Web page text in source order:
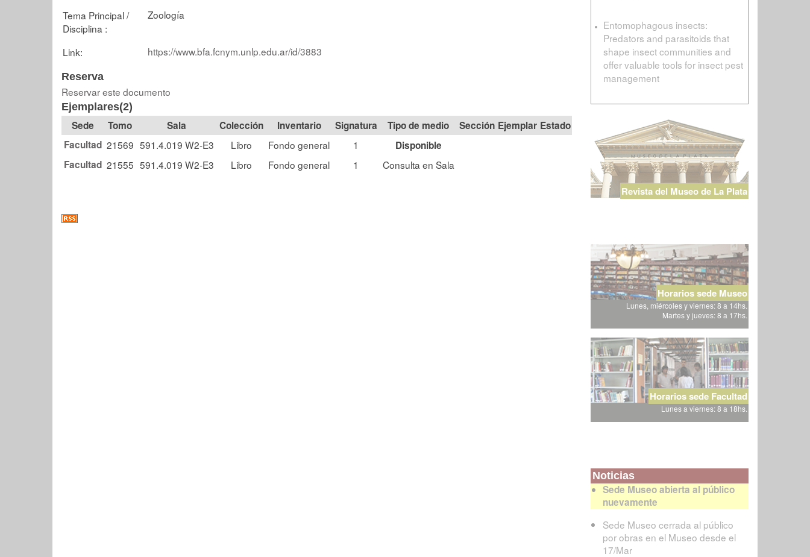
Tema Principal /
Disciplina :
Zoología
Link: https://www.bfa.fcnym.unlp.edu.ar/id/3883
Reserva
Reservar este documento
Ejemplares(2)
Tomo Sala Colección Signatura Tipo de medio Sección
Estado
Facultad 21569 591.4.019 W2-E3 Libro Fondo general 1
Disponible
Facultad 21555 591.4.019 W2-E3 Libro Fondo general 1 Consulta en Sala
Entomophagous insects:
Predators and parasitoids that
shape insect communities and
offer valuable tools for insect pest
management
Revista del Museo de La Plata
Horarios sede Museo
Lunes, miércoles y viernes: 8 a 14hs.
Martes y jueves: 8 a 17hs.
Horarios sede Facultad
Lunes a viernes: 8 a 18hs.
Noticias
Sede Museo abierta al público
nuevamente
Sede Museo cerrada al público
por obras en el Museo desde el
17/Mar